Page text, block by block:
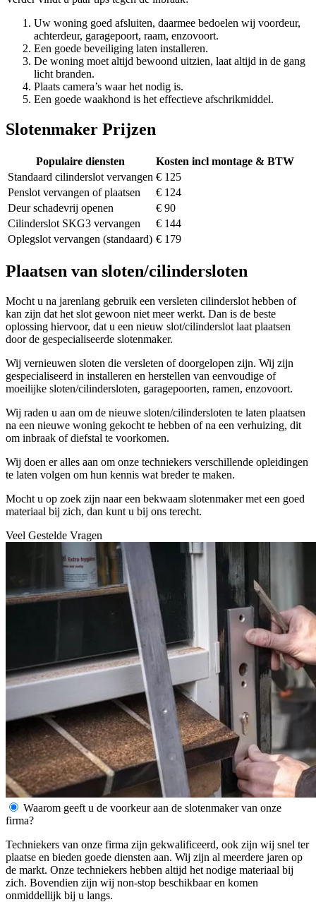
Uw woning goed afsluiten, daarmee bedoelen wij voordeur,
achterdeur, garagepoort, raam, enzovoort.
Een goede beveiliging laten installeren.
De woning moet altijd bewoond uitzien, laat altijd in de gang
licht branden.
Plaats camera’s waar het nodig is.
Een goede waakhond is het effectieve afschrikmiddel.
Slotenmaker Prijzen
Populaire diensten
Kosten incl montage & BTW
Standaard cilinderslot vervangen € 125
Penslot vervangen of plaatsen
€ 124
Deur schadevrij openen
€ 90
Cilinderslot SKG3 vervangen
€ 144
Oplegslot vervangen (standaard) € 179
Plaatsen van sloten/cilindersloten
Mocht u na jarenlang gebruik een versleten cilinderslot hebben of
kan zijn dat het slot gewoon niet meer werkt. Dan is de beste
oplossing hiervoor, dat u een nieuw slot/cilinderslot laat plaatsen
door de gespecialiseerde slotenmaker.
Wij vernieuwen sloten die versleten of doorgelopen zijn. Wij zijn
gespecialiseerd in installeren en herstellen van eenvoudige of
moeilijke sloten/cilindersloten, garagepoorten, ramen, enzovoort.
Wij raden u aan om de nieuwe sloten/cilindersloten te laten plaatsen
na een nieuwe woning gekocht te hebben of na een verhuizing, dit
om inbraak of diefstal te voorkomen.
Wij doen er alles aan om onze techniekers verschillende opleidingen
te laten volgen om hun kennis wat breder te maken.
Mocht u op zoek zijn naar een bekwaam slotenmaker met een goed
materiaal bij zich, dan kunt u bij ons terecht.
Veel Gestelde Vragen
Waarom geeft u de voorkeur aan de slotenmaker van onze
firma?
Techniekers van onze firma zijn gekwalificeerd, ook zijn wij snel ter
plaatse en bieden goede diensten aan. Wij zijn al meerdere jaren op
de markt. Onze techniekers hebben altijd het nodige materiaal bij
zich. Bovendien zijn wij non-stop beschikbaar en komen
onmiddellijk bij u langs.